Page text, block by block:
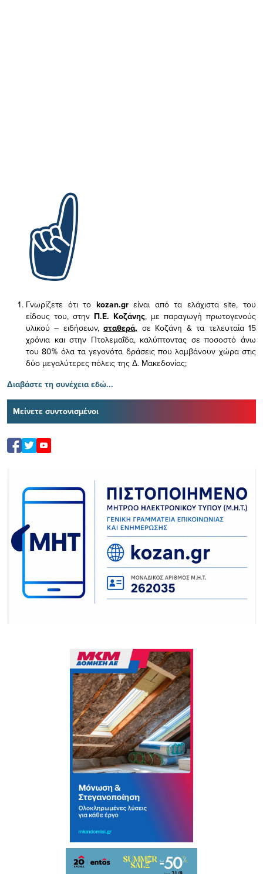
Γνωρίζετε ότι το kozan.gr είναι από τα ελάχισταsite, του
είδους του, στην Π.Ε. Κοζάνης, με παραγωγή πρωτογενούς
υλικού – ειδήσεων,σταθερά, σε Κοζάνη & τα τελευταία 15
χρόνια και στην Πτολεμαΐδα, καλύπτοντας σε ποσοστό άνω
του 80% όλα τα γεγονότα δράσεις που λαμβάνουν χώρα στις
δύο μεγαλύτερες πόλεις της Δ. Μακεδονίας;
Διαβάστε τη συνέχεια εδώ...
Μείνετε συντονισμένοι